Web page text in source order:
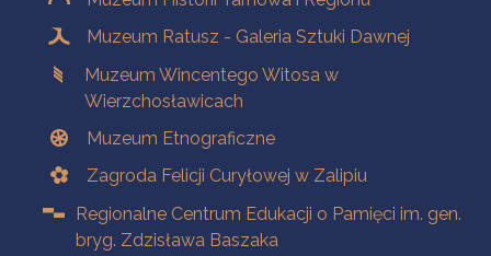
Muzeum Ratusz - Galeria Sztuki Dawnej
Muzeum Wincentego Witosa w
Wierzchosławicach
Muzeum Etnograficzne
Zagroda Felicji Curyłowej w Zalipiu
Regionalne Centrum Edukacji o Pamięci im. gen.
bryg. Zdzisława Baszaka